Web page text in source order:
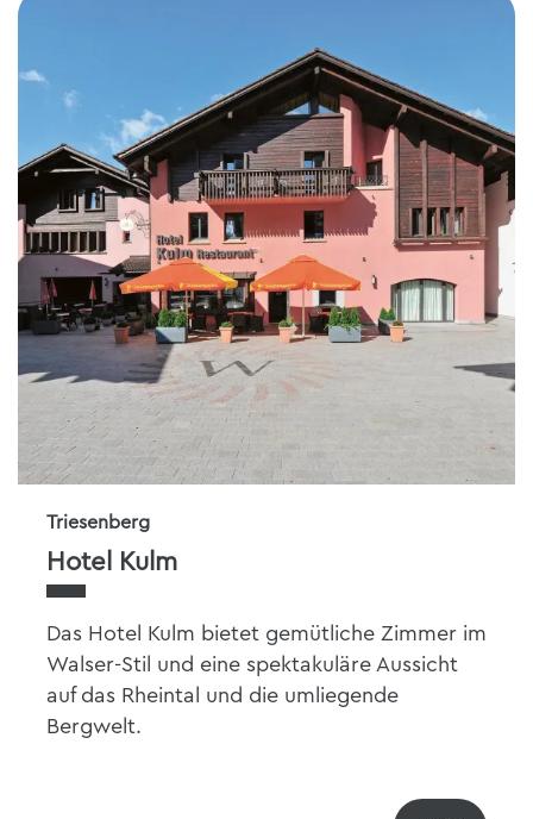
Triesenberg
Hotel Kulm
Das Hotel Kulm bietet gemütliche Zimmer im
Walser-Stil und eine spektakuläre Aussicht
auf das Rheintal und die umliegende
Bergwelt.